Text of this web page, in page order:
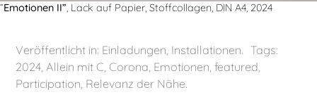
“Emotionen II”, Lack auf Papier, Stoffcollagen, DIN A4, 2024
Veröffentlicht in: Einladungen Installationen. Tags:
2024 Allein mit C ,Corona Emotionen ,featured
Participation Relevanz der Nähe.